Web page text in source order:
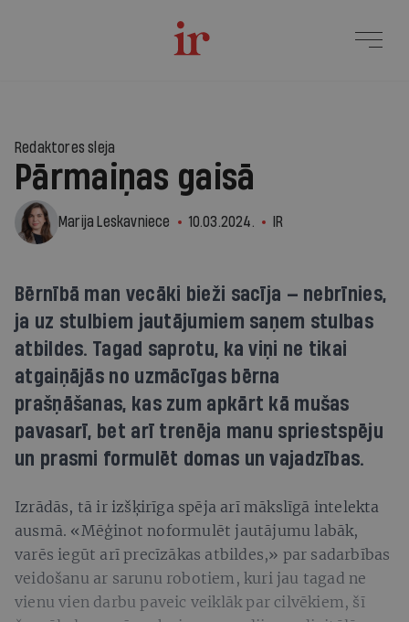
Redaktores sleja
Pārmaiņas gaisā
Marija Leskavniece 10.03.2024. IR
Bērnībā man vecāki bieži sacīja — nebrīnies,
ja uz stulbiem jautājumiem saņem stulbas
atbildes. Tagad saprotu, ka viņi ne tikai
atgaiņājās no uzmācīgas bērna
prašņāšanas, kas zum apkārt kā mušas
pavasarī, bet arī trenēja manu spriestspēju
un prasmi formulēt domas un vajadzības.
Izrādās, tā ir izšķirīga spēja arī mākslīgā intelekta
ausmā. «Mēģinot noformulēt jautājumu labāk,
varēs iegūt arī precīzākas atbildes,» par sadarbības
veidošanu ar sarunu robotiem, kuri jau tagad ne
vienu vien darbu paveic veiklāk par cilvēkiem, šī